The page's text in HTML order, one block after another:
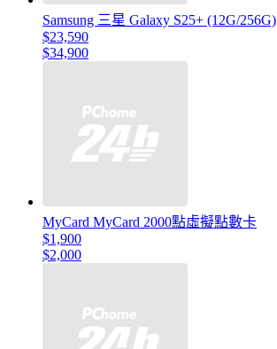
Samsung 三星 Galaxy S25+ (12G/256G)
$23,590
$34,900
MyCard MyCard 2000點虛擬點數卡
$1,900
$2,000